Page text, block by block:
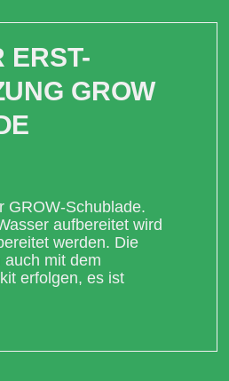
ERST-
GROW
GROW-Schublade.
aufbereitet wird
werden. Die
auch mit dem
erfolgen, es ist